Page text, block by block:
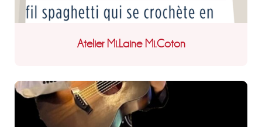
Atelier Mi.Laine Mi.Coton